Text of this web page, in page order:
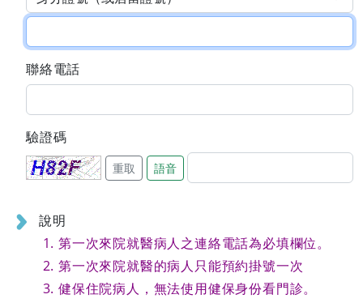
聯絡電話
驗證碼
重取 語音
說明
第一次來院就醫病人之連絡電話為必填欄位。
第一次來院就醫的病人只能預約掛號一次
健保住院病人，無法使用健保身份看門診。